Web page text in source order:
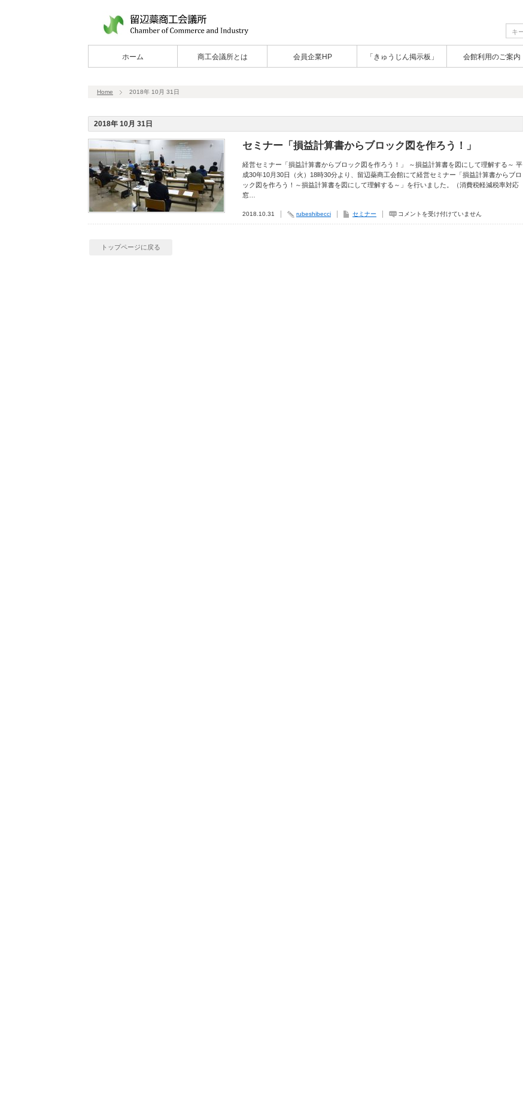
ホーム 商工会議所とは 会員企業HP 「きゅうじん掲示板」 会館利用のご案内
Home 2018年 10月 31日
2018年 10月 31日
セミナー「損益計算書からブロック図を作ろう！」
経営セミナー「損益計算書からブロック図を作ろう！」 ～損益計算書を図にして理解する～ 平
成30年10月30日（火）18時30分より、留辺蘂商工会館にて経営セミナー「損益計算書からブロ
ック図を作ろう！～損益計算書を図にして理解する～」を行いました。（消費税軽減税率対応
窓…
2018.10.31 rubeshibecci セミナー
セ
コメントを受け付けていません
トップページに戻る